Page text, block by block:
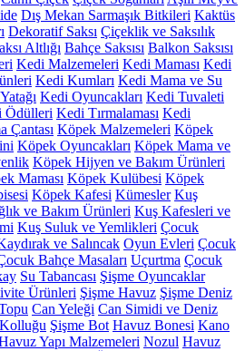
Dış Mekan Sarmaşık Bitkileri Kaktüs
Dekoratif Saksı Çiçeklik ve Saksılık
Altlığı Bahçe Saksısı Balkon Saksısı
Kedi Malzemeleri Kedi Maması Kedi
Kedi Kumları Kedi Mama ve Su
Kedi Oyuncakları Kedi Tuvaleti
Ödülleri Kedi Tırmalaması Kedi
Çantası Köpek Malzemeleri Köpek
Köpek Oyuncakları Köpek Mama ve
Köpek Hijyen ve Bakım Ürünleri
Maması Köpek Kulübesi Köpek
Köpek Kafesi Kümesler Kuş
ve Bakım Ürünleri Kuş Kafesleri ve
Kuş Suluk ve Yemlikleri Çocuk
ve Salıncak Oyun Evleri Çocuk
Bahçe Masaları Uçurtma Çocuk
Su Tabancası Şişme Oyuncaklar
Ürünleri Şişme Havuz Şişme Deniz
Can Yeleği Can Simidi ve Deniz
Şişme Bot Havuz Bonesi Kano
Yapı Malzemeleri Nozul Havuz